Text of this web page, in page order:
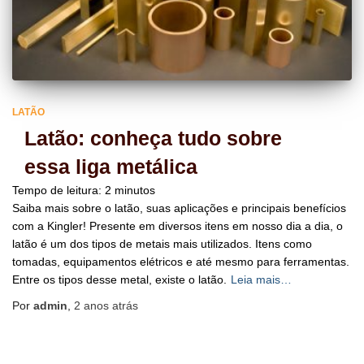
LATÃO
Latão: conheça tudo sobre
essa liga metálica
Tempo de leitura: 2 minutos
Saiba mais sobre o latão, suas aplicações e principais benefícios
com a Kingler! Presente em diversos itens em nosso dia a dia, o
latão é um dos tipos de metais mais utilizados. Itens como
tomadas, equipamentos elétricos e até mesmo para ferramentas.
Entre os tipos desse metal, existe o latão.
Leia mais…
Por admin 2 anos atrás